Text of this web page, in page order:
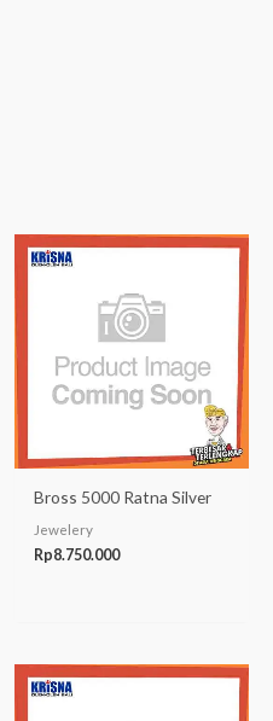
Bross 5000 Ratna Silver
Jewelery
Rp8.750.000